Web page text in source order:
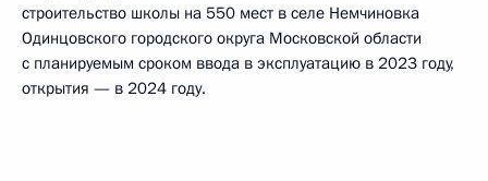
строительство школы на 550 мест в селе Немчиновка
Одинцовского городского округа Московской области
с планируемым сроком ввода в эксплуатацию в 2023 году,
открытия — в 2024 году.